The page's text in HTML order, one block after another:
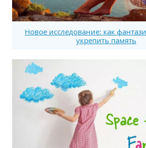
Новое исследование: как
укрепить память